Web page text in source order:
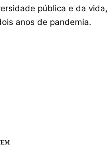
pública e da vida,
anos de pandemia.